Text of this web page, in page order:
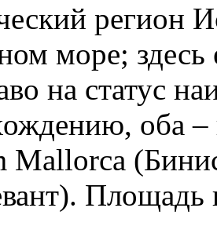
регион
море; здесь
на статус
оба –
Mallorca
Площадь